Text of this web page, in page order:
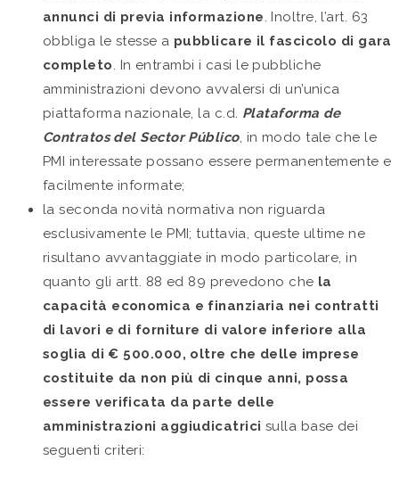
annunci di previa informazione. Inoltre, l’art. 63
obbliga le stesse a pubblicare il fascicolo di gara
completo. In entrambi i casi le pubbliche
amministrazioni devono avvalersi di un’unica
piattaforma nazionale, la c.d. Plataforma de
Contratos del Sector Público, in modo tale che le
PMI interessate possano essere permanentemente e
facilmente informate;
la seconda novità normativa non riguarda
esclusivamente le PMI; tuttavia, queste ultime ne
risultano avvantaggiate in modo particolare, in
quanto gli artt. 88 ed 89 prevedono che la
capacità economica e finanziaria nei contratti
di lavori e di forniture di valore inferiore alla
soglia di € 500.000, oltre che delle imprese
costituite da non più di cinque anni, possa
essere verificata da parte delle
amministrazioni aggiudicatrici sulla base dei
seguenti criteri: